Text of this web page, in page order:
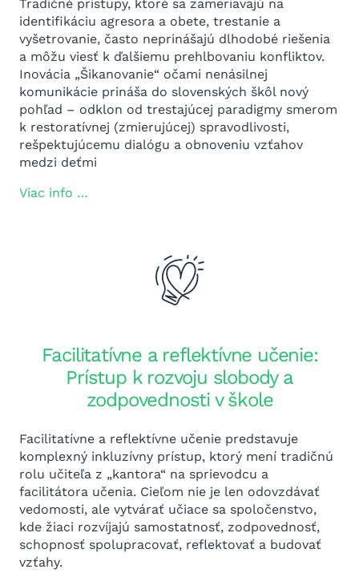
Tradičné prístupy, ktoré sa zameriavajú na
identifikáciu agresora a obete, trestanie a
vyšetrovanie, často neprinášajú dlhodobé riešenia
a môžu viesť k ďalšiemu prehlbovaniu konfliktov.
Inovácia „Šikanovanie“ očami nenásilnej
komunikácie prináša do slovenských škôl nový
pohľad – odklon od trestajúcej paradigmy smerom
k restoratívnej (zmierujúcej) spravodlivosti,
rešpektujúcemu dialógu a obnoveniu vzťahov
medzi deťmi
Viac info …
Facilitatívne a reflektívne učenie:
Prístup k rozvoju slobody a
zodpovednosti v škole
Facilitatívne a reflektívne učenie predstavuje
komplexný inkluzívny prístup, ktorý mení tradičnú
rolu učiteľa z „kantora“ na sprievodcu a
facilitátora učenia. Cieľom nie je len odovzdávať
vedomosti, ale vytvárať učiace sa spoločenstvo,
kde žiaci rozvíjajú samostatnosť, zodpovednosť,
schopnosť spolupracovať, reflektovať a budovať
vzťahy.